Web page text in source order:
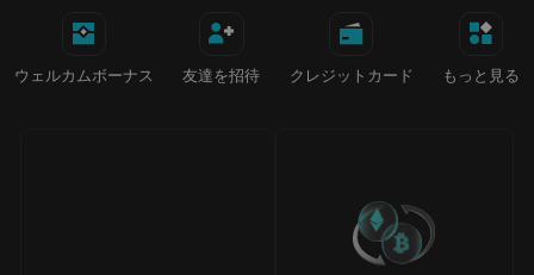
ウェルカムボーナス 友達を招待 クレジットカード もっと見る